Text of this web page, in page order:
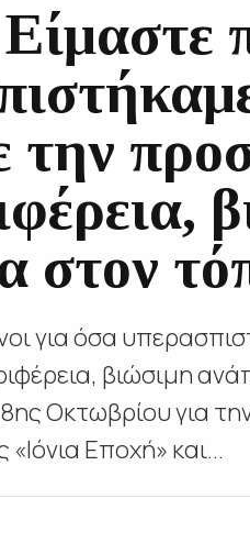
την
στον
για όσα
βιώσιμη
Οκτωβρίου για
Εποχή» και...